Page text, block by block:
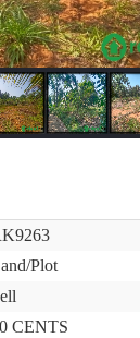
Plot
CENTS